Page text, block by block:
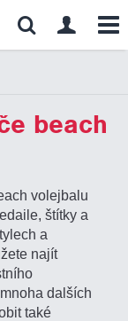
beach
volejbalu
štítky a
a
najít
dalších
také